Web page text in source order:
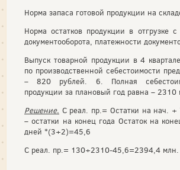
Норма запаса готовой продукции на
Норма остатков продукции в отгрузке
документооборота, платежности
Выпуск товарной продукции в 4
по производственной себестоимости
– 820 рублей. 6. Полная
продукции за плановый год равна – 2310
Решение. С реал. пр.= Остатки на нач. +
– остатки на конец года Остаток на
дней *(3+2)=45,6
С реал. пр.= 130+2310-45,6=2394,4 млн.